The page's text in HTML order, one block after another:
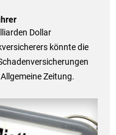
Dollar
könnte die
Zeitung.